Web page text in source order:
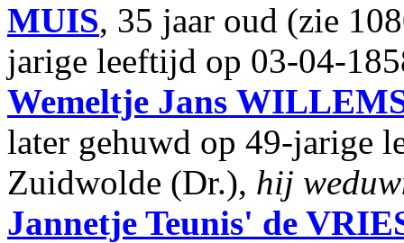
MUIS, 35 jaar oud (zie
jarige leeftijd op 03-04-
Wemeltje Jans
later gehuwd op 49-jarige
Zuidwolde (Dr.), hij
Jannetje Teunis' de